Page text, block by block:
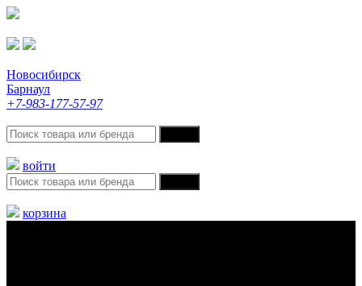
Новосибирск
Барнаул
+7-983-177-57-97
войти
корзина